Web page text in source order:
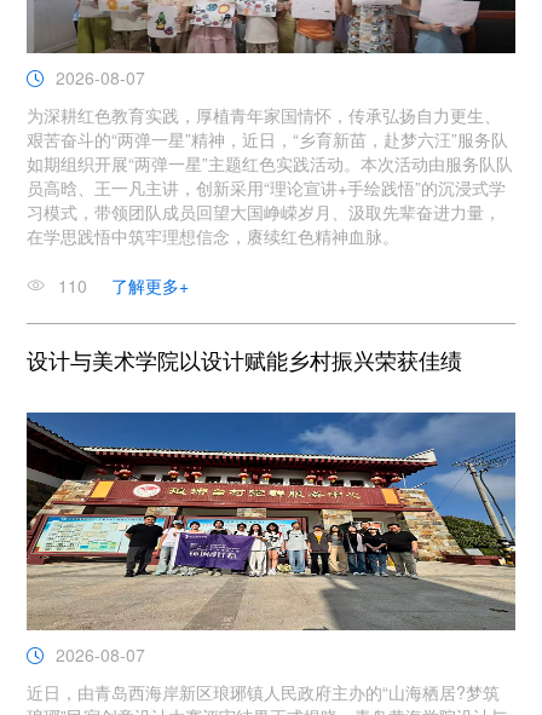
2026-08-07
为深耕红色教育实践，厚植青年家国情怀，传承弘扬自力更生、
艰苦奋斗的“两弹一星”精神，近日，“乡育新苗，赴梦六汪”服务队
如期组织开展“两弹一星”主题红色实践活动。本次活动由服务队队
员高晗、王一凡主讲，创新采用“理论宣讲+手绘践悟”的沉浸式学
习模式，带领团队成员回望大国峥嵘岁月、汲取先辈奋进力量，
在学思践悟中筑牢理想信念，赓续红色精神血脉。
110 了解更多+
设计与美术学院以设计赋能乡村振兴荣获佳绩
2026-08-07
近日，由青岛西海岸新区琅琊镇人民政府主办的“山海栖居?梦筑